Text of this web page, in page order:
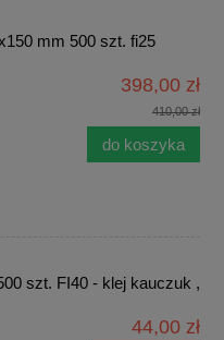
mm 500 szt. fi25
398,00 zł
410,00 zł
do koszyka
szt. FI40 - klej kauczuk ,
44,00 zł